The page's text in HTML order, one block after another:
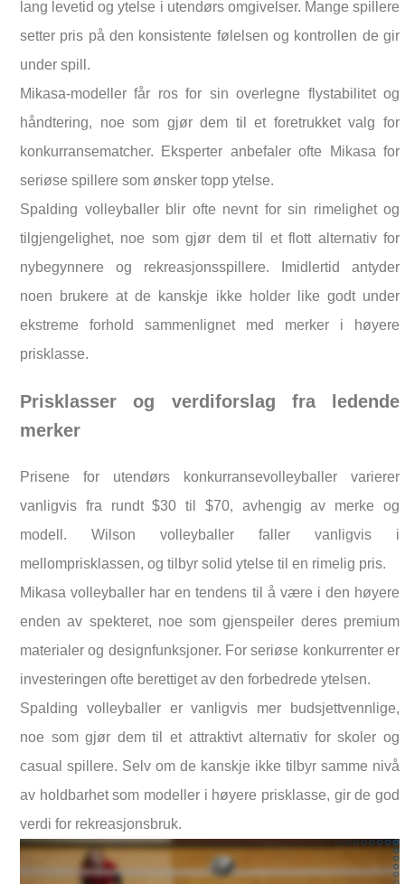
lang levetid og ytelse i utendørs omgivelser. Mange spillere
setter pris på den konsistente følelsen og kontrollen de gir
under spill.
Mikasa-modeller får ros for sin overlegne flystabilitet og
håndtering, noe som gjør dem til et foretrukket valg for
konkurransematcher. Eksperter anbefaler ofte Mikasa for
seriøse spillere som ønsker topp ytelse.
Spalding volleyballer blir ofte nevnt for sin rimelighet og
tilgjengelighet, noe som gjør dem til et flott alternativ for
nybegynnere og rekreasjonsspillere. Imidlertid antyder
noen brukere at de kanskje ikke holder like godt under
ekstreme forhold sammenlignet med merker i høyere
prisklasse.
Prisklasser og verdiforslag fra ledende
merker
Prisene for utendørs konkurransevolleyballer varierer
vanligvis fra rundt $30 til $70, avhengig av merke og
modell. Wilson volleyballer faller vanligvis i
mellomprisklassen, og tilbyr solid ytelse til en rimelig pris.
Mikasa volleyballer har en tendens til å være i den høyere
enden av spekteret, noe som gjenspeiler deres premium
materialer og designfunksjoner. For seriøse konkurrenter er
investeringen ofte berettiget av den forbedrede ytelsen.
Spalding volleyballer er vanligvis mer budsjettvennlige,
noe som gjør dem til et attraktivt alternativ for skoler og
casual spillere. Selv om de kanskje ikke tilbyr samme nivå
av holdbarhet som modeller i høyere prisklasse, gir de god
verdi for rekreasjonsbruk.